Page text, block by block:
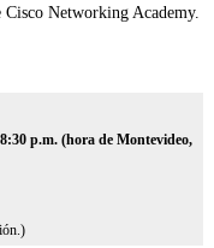
Networking Academy.
p.m. (hora de Montevideo,